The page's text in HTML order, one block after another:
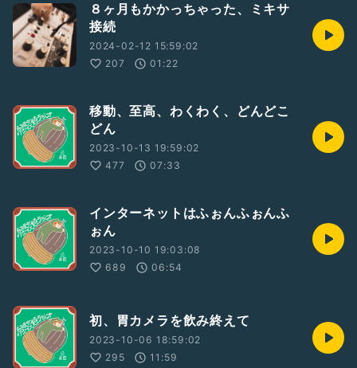
８ヶ月もかかっちゃった、ミキサ
接続
2024-02-12 15:59:02
207
01:22
移動、至高、わくわく、どんどこ
どん
2023-10-13 19:59:02
477
07:33
インターネットはふぉんふぉんふ
ぉん
2023-10-10 19:03:08
689
06:54
初、胃カメラを飲み終えて
2023-10-06 18:59:02
295
11:59